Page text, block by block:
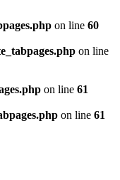
on line 60
on line
on line 61
on line 61